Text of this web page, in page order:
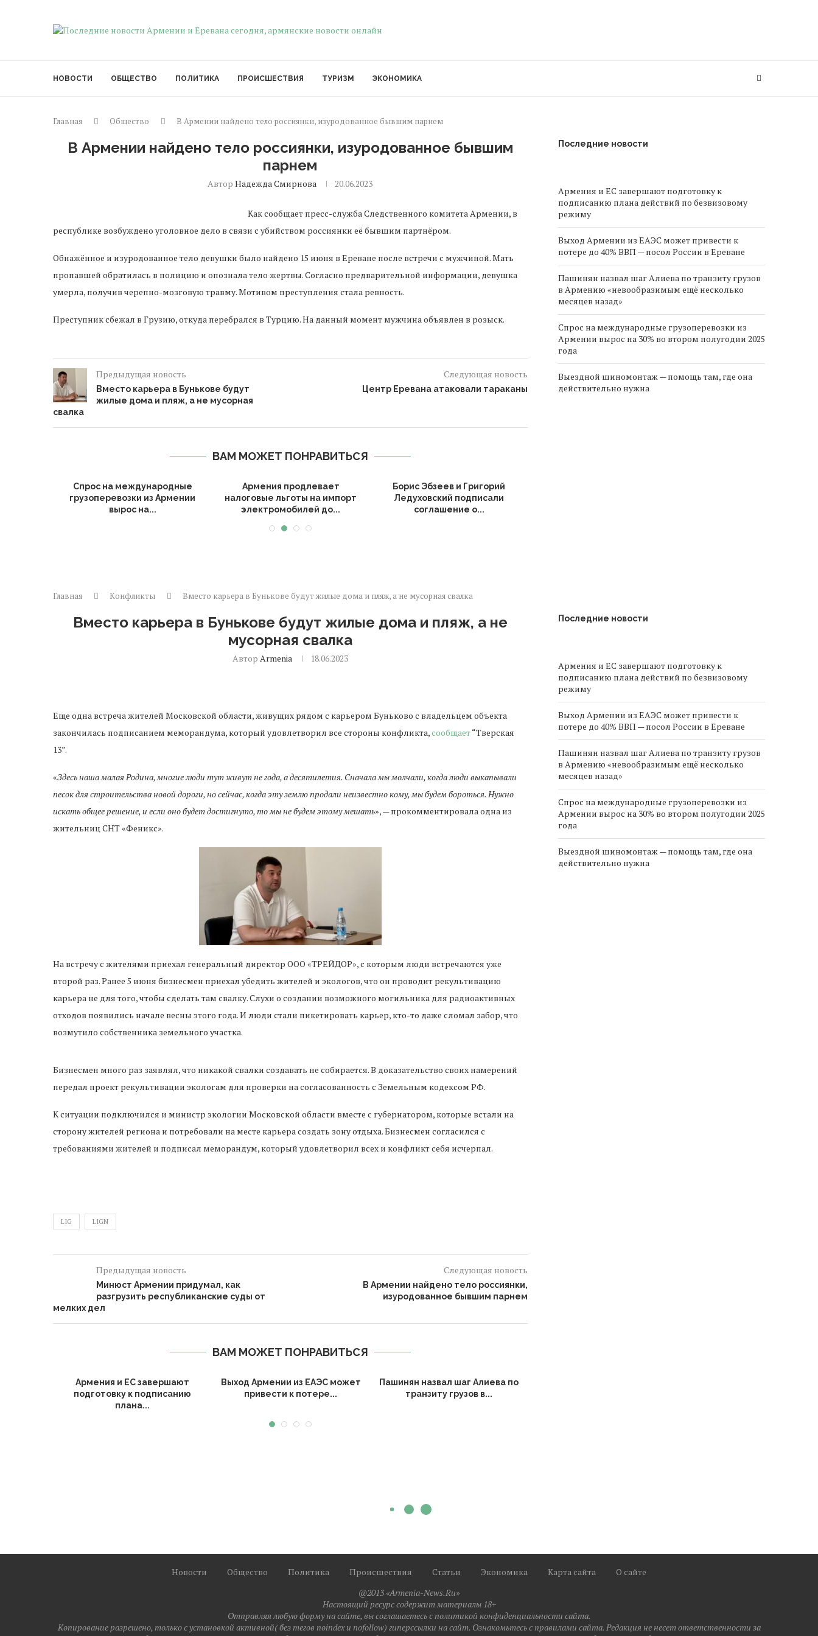
НОВОСТИ ОБЩЕСТВО ПОЛИТИКА ПРОИСШЕСТВИЯ ТУРИЗМ ЭКОНОМИКА
Главная Общество В Армении найдено тело россиянки, изуродованное бывшим парнем
В Армении найдено тело россиянки, изуродованное бывшим
парнем
АвторНадежда Смирнова 20.06.2023
Как сообщает пресс-служба Следственного комитета Армении, в
республике возбуждено уголовное дело в связи с убийством россиянки её бывшим партнёром.
Обнажённое и изуродованное тело девушки было найдено 15 июня в Ереване после встречи с мужчиной. Мать
пропавшей обратилась в полицию и опознала тело жертвы. Согласно предварительной информации, девушка
умерла, получив черепно-мозговую травму. Мотивом преступления стала ревность.
Преступник сбежал в Грузию, откуда перебрался в Турцию. На данный момент мужчина объявлен в розыск.
Предыдущая новость
Вместо карьера в Бунькове будут
жилые дома и пляж, а не мусорная
свалка
Следующая новость
Центр Еревана атаковали тараканы
ВАМ МОЖЕТ ПОНРАВИТЬСЯ
Спрос на международные
грузоперевозки из Армении
вырос на...
Армения продлевает
налоговые льготы на импорт
электромобилей до...
Борис Эбзеев и Григорий
Ледуховский подписали
соглашение о...
Последние новости
Армения и ЕС завершают подготовку к
подписанию плана действий по безвизовому
режиму
Выход Армении из ЕАЭС может привести к
потере до 40% ВВП — посол России в Ереване
Пашинян назвал шаг Алиева по транзиту грузов
в Армению «невообразимым ещё несколько
месяцев назад»
Спрос на международные грузоперевозки из
Армении вырос на 30% во втором полугодии 2025
года
Выездной шиномонтаж — помощь там, где она
действительно нужна
Главная Конфликты Вместо карьера в Бунькове будут жилые дома и пляж, а не мусорная свалка
Вместо карьера в Бунькове будут жилые дома и пляж, а не
мусорная свалка
Автор Armenia 18.06.2023
Еще одна встреча жителей Московской области, живущих рядом с карьером Буньково с владельцем объекта
закончилась подписанием меморандума, который удовлетворил все стороны конфликта,сообщает“Тверская
13”.
«Здесь наша малая Родина, многие люди тут живут не года, а десятилетия. Сначала мы молчали, когда люди выкапывали
песок для строительства новой дороги, но сейчас, когда эту землю продали неизвестно кому, мы будем бороться. Нужно
искать общее решение, и если оно будет достигнуто, то мы не будем этому мешать», — прокомментировала одна из
жительниц СНТ «Феникс».
На встречу с жителями приехал генеральный директор ООО «ТРЕЙДОР», с которым люди встречаются уже
второй раз. Ранее 5 июня бизнесмен приехал убедить жителей и экологов, что он проводит рекультивацию
карьера не для того, чтобы сделать там свалку. Слухи о создании возможного могильника для радиоактивных
отходов появились начале весны этого года. И люди стали пикетировать карьер, кто-то даже сломал забор, что
возмутило собственника земельного участка.
Бизнесмен много раз заявлял, что никакой свалки создавать не собирается. В доказательство своих намерений
передал проект рекультивации экологам для проверки на согласованность с Земельным кодексом РФ.
К ситуации подключился и министр экологии Московской области вместе с губернатором, которые встали на
сторону жителей региона и потребовали на месте карьера создать зону отдыха. Бизнесмен согласился с
требованиями жителей и подписал меморандум, который удовлетворил всех и конфликт себя исчерпал.
LIG LIGN
Предыдущая новость
Минюст Армении придумал, как
разгрузить республиканские суды от
мелких дел
Следующая новость
В Армении найдено тело россиянки,
изуродованное бывшим парнем
ВАМ МОЖЕТ ПОНРАВИТЬСЯ
Армения и ЕС завершают
подготовку к подписанию
плана...
Выход Армении из ЕАЭС может
привести к потере...
Пашинян назвал шаг Алиева по
транзиту грузов в...
Последние новости
Армения и ЕС завершают подготовку к
подписанию плана действий по безвизовому
режиму
Выход Армении из ЕАЭС может привести к
потере до 40% ВВП — посол России в Ереване
Пашинян назвал шаг Алиева по транзиту грузов
в Армению «невообразимым ещё несколько
месяцев назад»
Спрос на международные грузоперевозки из
Армении вырос на 30% во втором полугодии 2025
года
Выездной шиномонтаж — помощь там, где она
действительно нужна
Новости Общество Политика Происшествия Статьи Экономика Карта сайта
О сайте
@2013 «Armenia-News.Ru»
Настоящий ресурс содержит материалы 18+
Отправляя любую форму на сайте, вы соглашаетесь с политикой конфиденциальности сайта.
Копирование разрешено, только с установкой активной( без тегов noindex и nofollow) гиперссылки на сайт. Ознакомьтесь с правилами сайта. Редакция не несет ответственности за